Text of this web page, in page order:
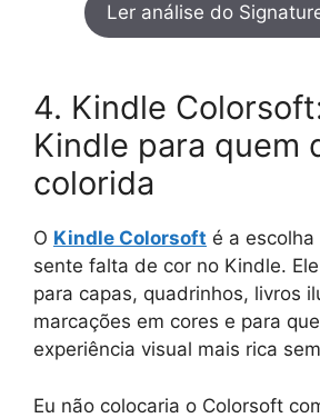
Ler análise do
4. Kindle
Kindle para quem
colorida
O Kindle Colorsoft é a
sente falta de cor no Kindle.
para capas, quadrinhos, livros
marcações em cores e para
experiência visual mais rica
Eu não colocaria o Colorsoft